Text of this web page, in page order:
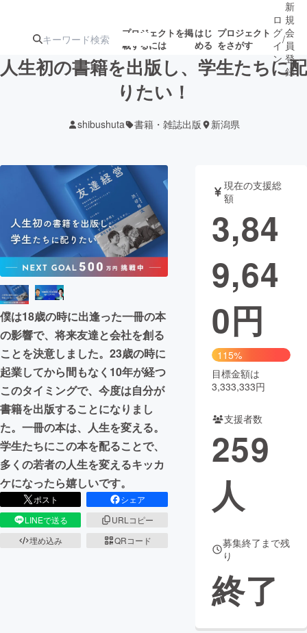
プロジェクトを掲
載するには
はじ
める
プロジェクト
をさがす
ターン
注目の新着プロ
ジェクト
募集終了が近いプ
ロジェクト
アート・写真 音楽
テクノロジー・ガジェット ゲーム・サ
映像・映画
まちづくり・地域活性化
CAMPFIRE for Social Good
CAMPFIRE Creation
CAMPFIREふるさと納税machi-ya コミュニティ
ロ
グ
イ
ン
/
新
規
会
員
登
録
人生初の書籍を出版し、学生たちに配
りたい！
shibushuta 書籍・雑誌出版 新潟県
僕は18歳の時に出逢った一冊の本
の影響で、将来友達と会社を創る
ことを決意しました。23歳の時に
起業してから間もなく10年が経つ
このタイミングで、今度は自分が
書籍を出版することになりまし
た。一冊の本は、人生を変える。
学生たちにこの本を配ることで、
多くの若者の人生を変えるキッカ
ケになったら嬉しいです。
ポスト
シェア
LINEで送る
URLコピー
埋め込み
QRコード
現在の支援総
額
3,84
9,64
0円
115%
目標金額は
3,333,333円
支援者数
259
人
募集終了まで残
り
終了